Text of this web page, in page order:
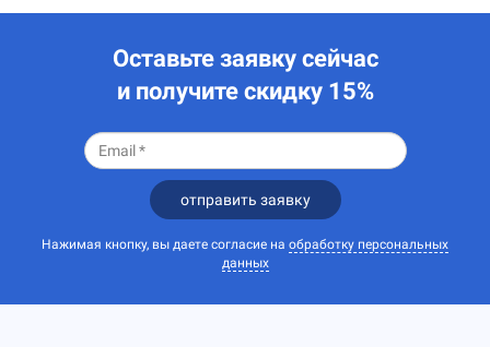
Оставьте заявку сейчас
и получите скидку 15%
отправить заявку
Нажимая кнопку, вы даете согласие на обработку персональных
данных